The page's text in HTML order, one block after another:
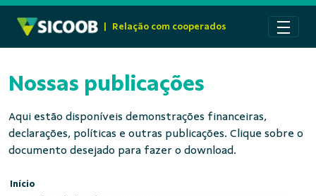
Relação com cooperados
Nossas publicações
Aqui estão disponíveis demonstrações financeiras,
declarações, políticas e outras publicações. Clique sobre o
documento desejado para fazer o download.
Início